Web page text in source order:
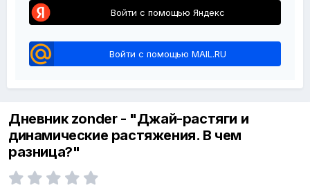
Войти с помощью Яндекс
Войти с помощью MAIL.RU
Дневник zonder - "Джай-растяги и
динамические растяжения. В чем
разница?"